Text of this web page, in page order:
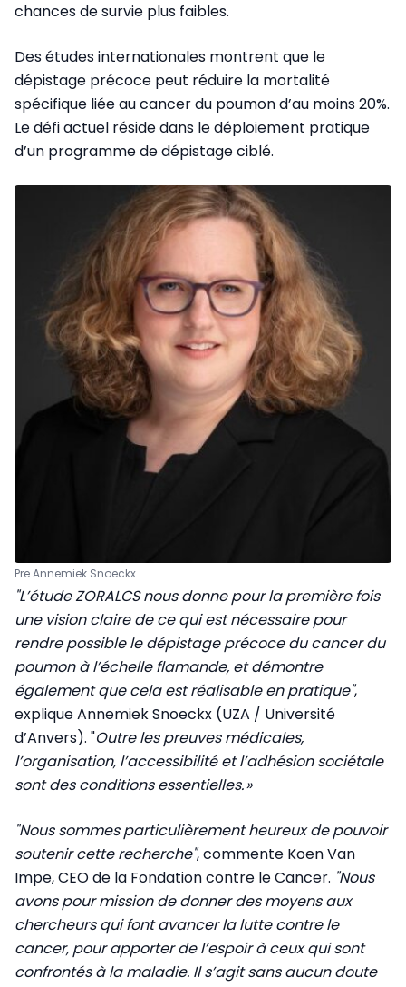
chances de survie plus faibles.
Des études internationales montrent que le
dépistage précoce peut réduire la mortalité
spécifique liée au cancer du poumon d’au moins 20%.
Le défi actuel réside dans le déploiement pratique
d’un programme de dépistage ciblé.
Pre Annemiek Snoeckx.
"L’étude ZORALCS nous donne pour la première fois
une vision claire de ce qui est nécessaire pour
rendre possible le dépistage précoce du cancer du
poumon à l’échelle flamande, et démontre
également que cela est réalisable en pratique",
explique Annemiek Snoeckx (UZA / Université
d’Anvers). "Outre les preuves médicales,
l’organisation, l’accessibilité et l’adhésion sociétale
sont des conditions essentielles. »
"Nous sommes particulièrement heureux de pouvoir
soutenir cette recherche", commente Koen Van
Impe, CEO de la Fondation contre le Cancer. "Nous
avons pour mission de donner des moyens aux
chercheurs qui font avancer la lutte contre le
cancer, pour apporter de l’espoir à ceux qui sont
confrontés à la maladie. Il s’agit sans aucun doute